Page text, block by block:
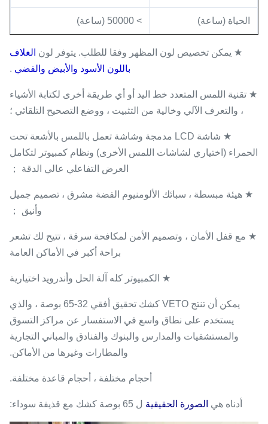
الحياة (ساعة) > 50000 (ساعة)
★ يمكن تخصيص لون المظهر وفقا للطلب. يتوفر لون الغلاف
باللون الأسود والأبيض والفضي .
★ تقنية اللمس المتعدد خط اليد أو أي طريقة أخرى لكتابة الأشياء
، والتعرف الآلي وخالية من التثبيت ، ووضع التصحيح التلقائي ؛
★ شاشة LCD مدمجة وشاشة تعمل باللمس بالأشعة تحت
الحمراء (اختياري لشاشات اللمس الأخرى) ونظام كمبيوتر لتكامل
العرض التفاعلي عالي الدقة ；
★ هيئة مبسطة ، سبائك الألومنيوم الفضة مشرق ، تصميم جميل
وأنيق ；
★ مع قفل الأمان ، وتصميم الأمن لمكافحة سرقة ، تتيح لك تشعر
براحة أكبر في الأماكن العامة
★ الكمبيوتر كله آلة الحل وأندرويد اختيارية
يمكن أن تنتج VETO كشك تحقيق أفقي 32-65 بوصة ، والذي
يستخدم على نطاق واسع في الاستفسار عن مراكز التسوق
والمستشفيات والمدارس والبنوك والفنادق والمباني التجارية
والمطارات وغيرها من الأماكن.
أحجام مختلفة ، أحجام قاعدة مختلفة.
أدناه هي الصورة الحقيقية ل 65 بوصة كشك مع قذيفة سوداء: